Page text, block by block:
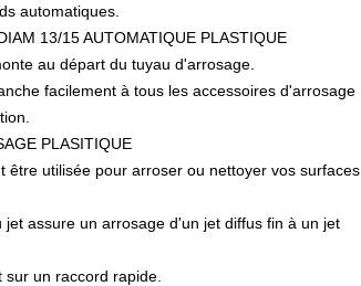
automatiques.
13/15 AUTOMATIQUE PLASTIQUE
au départ du tuyau d'arrosage.
facilement à tous les accessoires d'arrosage
PLASITIQUE
être utilisée pour arroser ou nettoyer vos surfaces
jet assure un arrosage d'un jet diffus fin à un jet
un raccord rapide.